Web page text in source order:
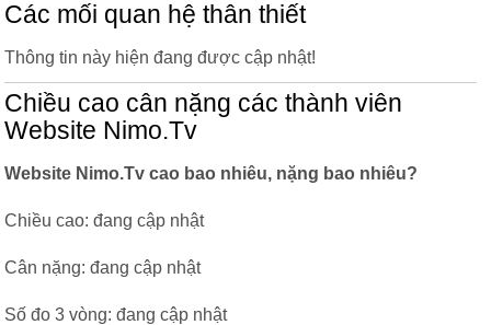
Các mối quan hệ thân thiết
Thông tin này hiện đang được cập nhật!
Chiều cao cân nặng các thành viên
Website Nimo.Tv
Website Nimo.Tv cao bao nhiêu, nặng bao nhiêu?
Chiều cao: đang cập nhật
Cân nặng: đang cập nhật
Số đo 3 vòng: đang cập nhật